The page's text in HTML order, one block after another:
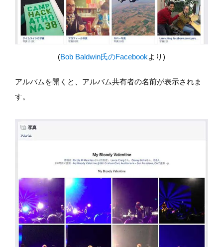
(Bob Baldwin氏のFacebookより)
アルバムを開くと、アルバム共有者の名前が表示されま
す。